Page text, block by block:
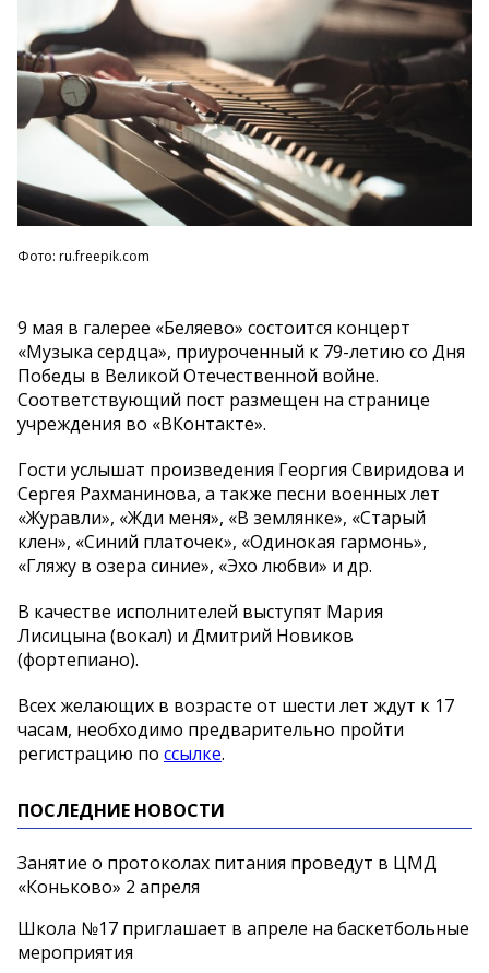
Фото: ru.freepik.com
9 мая в галерее «Беляево» состоится концерт
«Музыка сердца», приуроченный к 79-летию со Дня
Победы в Великой Отечественной войне.
Соответствующий пост размещен на странице
учреждения во «ВКонтакте».
Гости услышат произведения Георгия Свиридова и
Сергея Рахманинова, а также песни военных лет
«Журавли», «Жди меня», «В землянке», «Старый
клен», «Синий платочек», «Одинокая гармонь»,
«Гляжу в озера синие», «Эхо любви» и др.
В качестве исполнителей выступят Мария
Лисицына (вокал) и Дмитрий Новиков
(фортепиано).
Всех желающих в возрасте от шести лет ждут к 17
часам, необходимо предварительно пройти
регистрацию по ссылке.
ПОСЛЕДНИЕ НОВОСТИ
Занятие о протоколах питания проведут в ЦМД
«Коньково» 2 апреля
Школа №17 приглашает в апреле на баскетбольные
мероприятия